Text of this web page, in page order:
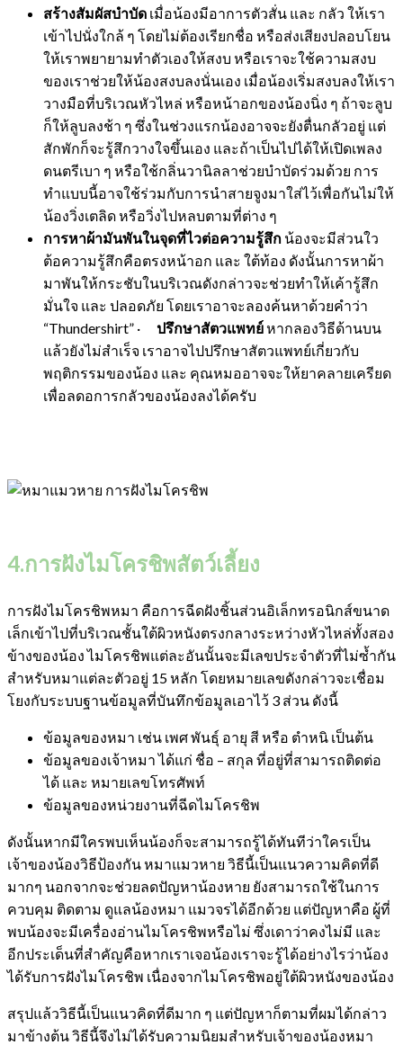
สร้างสัมผัสบำบัด เมื่อน้องมีอาการตัวสั่น และ กลัว ให้เรา
เข้าไปนั่งใกล้ ๆ โดยไม่ต้องเรียกชื่อ หรือส่งเสียงปลอบโยน
ให้เราพยายามทำตัวเองให้สงบ หรือเราจะใช้ความสงบ
ของเราช่วยให้น้องสงบลงนั่นเอง เมื่อน้องเริ่มสงบลงให้เรา
วางมือที่บริเวณหัวไหล่ หรือหน้าอกของน้องนิ่ง ๆ ถ้าจะลูบ
ก็ให้ลูบลงช้า ๆ ซึ่งในช่วงแรกน้องอาจจะยังตื่นกลัวอยู่ แต่
สักพักก็จะรู้สึกวางใจขึ้นเอง และถ้าเป็นไปได้ให้เปิดเพลง
ดนตรีเบา ๆ หรือใช้กลิ่นวานิลลาช่วยบำบัดร่วมด้วย การ
ทำแบบนี้อาจใช้ร่วมกับการนำสายจูงมาใส่ไว้เพื่อกันไม่ให้
น้องวิ่งเตลิด หรือวิ่งไปหลบตามที่ต่าง ๆ
การหาผ้ามันพันในจุดที่ไวต่อความรู้สึก น้องจะมีส่วนใว
ต้อความรู้สึกคือตรงหน้าอก และ ใต้ท้อง ดังนั้นการหาผ้า
มาพันให้กระชับในบริเวณดังกล่าวจะช่วยทำให้เค้ารู้สึก
มั่นใจ และ ปลอดภัย โดยเราอาจะลองค้นหาด้วยคำว่า
“Thundershirt” · ปรึกษาสัตวแพทย์หากลองวิธีด้านบน
แล้วยังไม่สำเร็จ เราอาจไปปรึกษาสัตวแพทย์เกี่ยวกับ
พฤติกรรมของน้อง และ คุณหมออาจจะให้ยาคลายเครียด
เพื่อลดอการกลัวของน้องลงได้ครับ
4.การฝังไมโครชิพสัตว์เลี้ยง
การฝังไมโครชิพหมา คือการฉีดฝังชิ้นส่วนอิเล็กทรอนิกส์ขนาด
เล็กเข้าไปที่บริเวณชั้นใต้ผิวหนังตรงกลางระหว่างหัวไหล่ทั้งสอง
ข้างของน้อง ไมโครชิพแต่ละอันนั้นจะมีเลขประจำตัวที่ไม่ซ้ำกัน
สำหรับหมาแต่ละตัวอยู่ 15 หลัก โดยหมายเลขดังกล่าวจะเชื่อม
โยงกับระบบฐานข้อมูลที่บันทึกข้อมูลเอาไว้ 3 ส่วน ดังนี้
ข้อมูลของหมา เช่น เพศ พันธุ์ อายุ สี หรือ ตำหนิ เป็นต้น
ข้อมูลของเจ้าหมาได้แก่ ชื่อ – สกุล ที่อยู่ที่สามารถติดต่อ
ได้ และ หมายเลขโทรศัพท์
ข้อมูลของหน่วยงานที่ฉีดไมโครชิพ
ดังนั้นหากมีใครพบเห็นน้องก็จะสามารถรู้ได้ทันทีว่าใครเป็น
เจ้าของน้องวิธีป้องกัน หมาแมวหาย วิธีนี้เป็นแนวความคิดที่ดี
มากๆ นอกจากจะช่วยลดปัญหาน้องหาย ยังสามารถใช้ในการ
ควบคุม ติดตาม ดูแลน้องหมา แมวจรได้อีกด้วย แต่ปัญหาคือ ผู้ที่
พบน้องจะมีเครื่องอ่านไมโครชิพหรือไม่ ซึ่งเดาว่าคงไม่มี และ
อีกประเด็นที่สำคัญคือหากเราเจอน้องเราจะรู้ได้อย่างไรว่าน้อง
ได้รับการฝังไมโครชิพ เนื่องจากไมโครชิพอยู่ใต้ผิวหนังของน้อง
สรุปแล้ววิธีนี้เป็นแนวคิดที่ดีมาก ๆ แต่ปัญหาก็ตามที่ผมได้กล่าว
มาข้างต้น วิธีนี้จึงไม่ได้รับความนิยมสำหรับเจ้าของน้องหมา